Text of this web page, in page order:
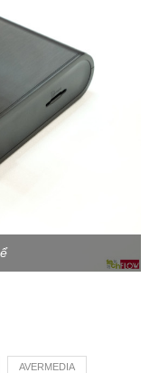
AVERMEDIA